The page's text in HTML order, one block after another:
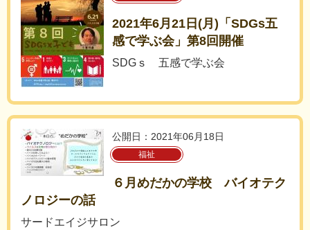
2021年6月21日(月)「SDGs五
感で学ぶ会」第8回開催
SDGｓ 五感で学ぶ会
公開日：2021年06月18日
福祉
６月めだかの学校 バイオテク
ノロジーの話
サードエイジサロン